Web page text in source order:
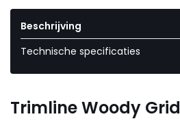
Beschrijving
Technische specificaties
Trimline Woody Grid